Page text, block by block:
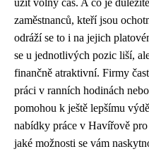
užít volný čas. A co je
zaměstnanců, kteří jsou
odráží se to i na jejich
se u jednotlivých pozic liší,
finančně atraktivní. Firmy
práci v ranních hodinách nebo
pomohou k ještě lepšímu
nabídky práce v Havířově
jaké možnosti se vám